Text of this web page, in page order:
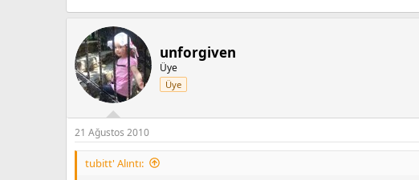
unforgiven
Üye
Üye
21 Ağustos 2010
tubitt' Alıntı: